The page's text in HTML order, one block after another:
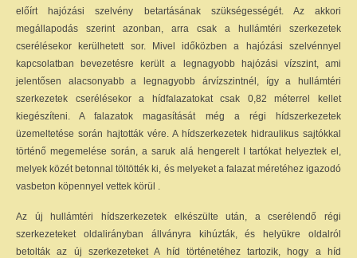
előírt hajózási szelvény betartásának szükségességét. Az akkori
megállapodás szerint azonban, arra csak a hullámtéri szerkezetek
cserélésekor kerülhetett sor. Mivel időközben a hajózási szelvénnyel
kapcsolatban bevezetésre került a legnagyobb hajózási vízszint, ami
jelentősen alacsonyabb a legnagyobb árvízszintnél, így a hullámtéri
szerkezetek cserélésekor a hídfalazatokat csak 0,82 méterrel kellet
kiegészíteni. A falazatok magasítását még a régi hídszerkezetek
üzemeltetése során hajtották vére. A hídszerkezetek hidraulikus sajtókkal
történő megemelése során, a saruk alá hengerelt I tartókat helyeztek el,
melyek közét betonnal töltötték ki, és melyeket a falazat méretéhez igazodó
vasbeton köpennyel vettek körül .
Az új hullámtéri hídszerkezetek elkészülte után, a cserélendő régi
szerkezeteket oldalirányban állványra kihúzták, és helyükre oldalról
betolták az új szerkezeteket A híd történetéhez tartozik, hogy a híd